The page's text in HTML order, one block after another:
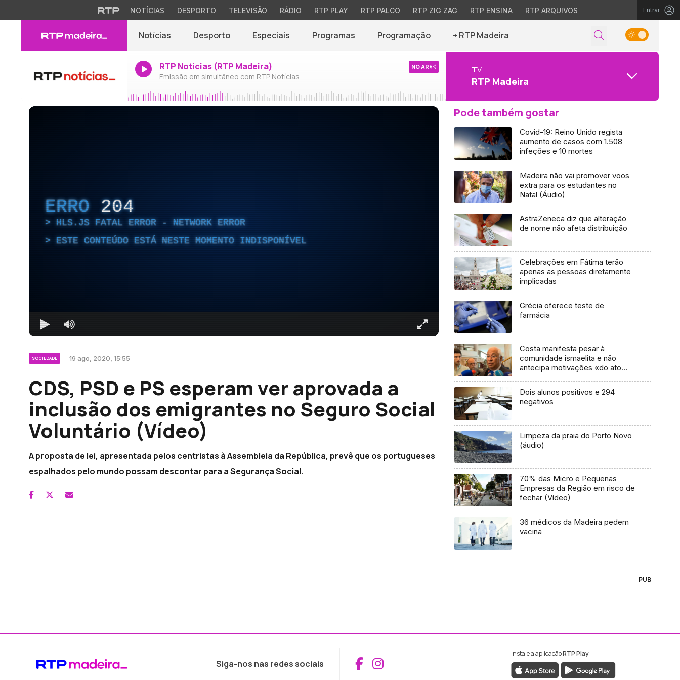
NOTÍCIAS DESPORTO TELEVISÃO RÁDIO RTP PLAY RTP PALCO RTP ZIG ZAG RTP ENSINA RTP ARQUIVOS Entrar
Notícias Desporto Especiais Programas Programação + RTP Madeira
RTP Notícias (RTP Madeira)
Emissão em simultâneo com RTP Notícias
NO AR TV
RTP Madeira
ERRO 204
HLS.JS FATAL ERROR - NETWORK ERROR
ESTE CONTEÚDO ESTÁ NESTE MOMENTO INDISPONÍVEL
SOCIEDADE 19 ago, 2020, 15:55
CDS, PSD e PS esperam ver aprovada a
inclusão dos emigrantes no Seguro Social
Voluntário (Vídeo)
A proposta de lei, apresentada pelos centristas à Assembleia da República, prevê que os portugueses
espalhados pelo mundo possam descontar para a Segurança Social.
Pode também gostar
Covid-19: Reino Unido regista
aumento de casos com 1.508
infeções e 10 mortes
Madeira não vai promover voos
extra para os estudantes no
Natal (Áudio)
AstraZeneca diz que alteração
de nome não afeta distribuição
Celebrações em Fátima terão
apenas as pessoas diretamente
implicadas
Grécia oferece teste de
farmácia
Costa manifesta pesar à
comunidade ismaelita e não
antecipa motivações «do ato
Dois alunos positivos e 294
negativos
Limpeza da praia do Porto Novo
(áudio)
70% das Micro e Pequenas
Empresas da Região em risco de
fechar (Vídeo)
36 médicos da Madeira pedem
vacina
PUB
Siga-nos nas redes sociais Aceder ao Facebook da RTP Madeira
Aceder ao Instagram da RTP Madeira
Instale a aplicaçãoRTP Play